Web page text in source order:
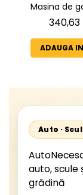
Masina de
percutie si
PM-WA-
340,63
ADAUGA
Auto ·
auto, scule
grădină